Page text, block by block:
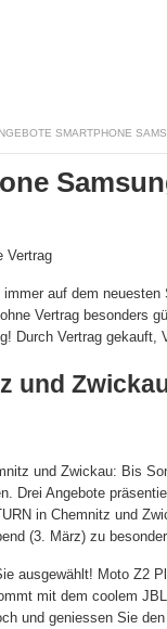
SMARTPHONE
immer auf dem
Vertrag besonders
Durch Vertrag
und
und Zwickau: Bis
Drei Angebote
in Chemnitz und
(3. März) zu
ausgewählt! Moto Z2
mit dem coolem
und geniessen Sie